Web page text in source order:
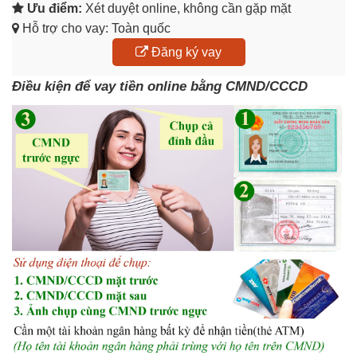
Ưu điểm: Xét duyệt online, không cần gặp mặt
Hỗ trợ cho vay: Toàn quốc
Đăng ký vay
Điều kiện để vay tiền online bằng CMND/CCCD